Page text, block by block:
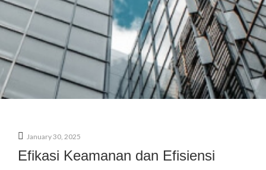
January 30, 2025
Efikasi Keamanan dan Efisiensi